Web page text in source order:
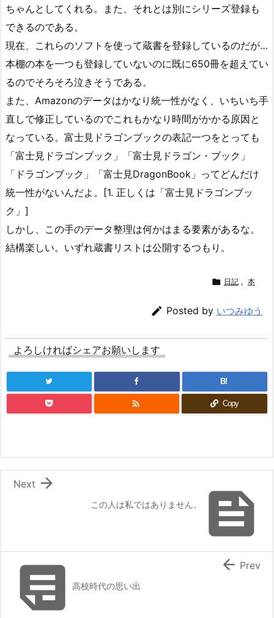
ちゃんとしてくれる。また、それとは別にシリーズ登録も
できるのである。
現在、これらのソフトを使って蔵書を登録しているのだが…
本棚の本を一つも登録していないのに既に650冊を超えてい
るのでそろそろ泣きそうである。
また、Amazonのデータはかなり統一性がなく、いちいち手
直しで修正しているのでこれもかなり時間がかかる原因と
なっている。富士見ドラゴンブックの表記一つをとっても
「富士見ドラゴンブック」「富士見ドラゴン・ブック」
「ドラゴンブック」「富士見DragonBook」ってどんだけ
統一性がないんだよ。[1. 正しくは「富士見ドラゴンブッ
ク」]
しかし、この手のデータ整理は何かはまる要素があるな。
結構楽しい。いずれ蔵書リストは公開するつもり。
 日記 , 本
 Posted by いつみゆう
よろしければシェアお願いします
B!
 Copy

この人は私ではありません。

Next
高校時代の思い出
 Prev